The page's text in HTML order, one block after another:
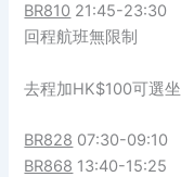
BR810 21:45-23:30
回程航班無限制
去程加HK$100可選坐
BR828 07:30-09:10
BR868 13:40-15:25